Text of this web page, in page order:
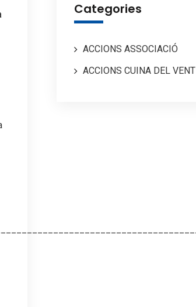
Categories
ACCIONS ASSOCIACIÓ
ACCIONS CUINA DEL VENT